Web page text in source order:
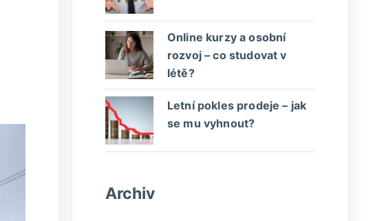
Online kurzy a osobní
rozvoj – co studovat v
létě?
Letní pokles prodeje – jak
se mu vyhnout?
Archiv